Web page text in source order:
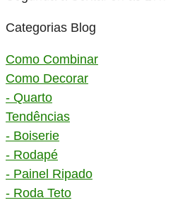
Categorias Blog
Como Combinar
Como Decorar
- Quarto
Tendências
- Boiserie
- Rodapé
- Painel Ripado
- Roda Teto